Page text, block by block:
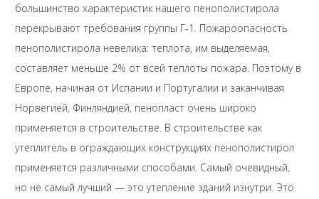
большинство характеристик нашего пенополистирола
перекрывают требования группы Г-1. Пожароопасность
пенополистирола невелика: теплота, им выделяемая,
составляет меньше 2% от всей теплоты пожара. Поэтому в
Европе, начиная от Испании и Португалии и заканчивая
Норвегией, Финляндией, пенопласт очень широко
применяется в строительстве. В строительстве как
утеплитель в ограждающих конструкциях пенополистирол
применяется различными способами. Самый очевидный,
но не самый лучший — это утепление зданий изнутри. Это